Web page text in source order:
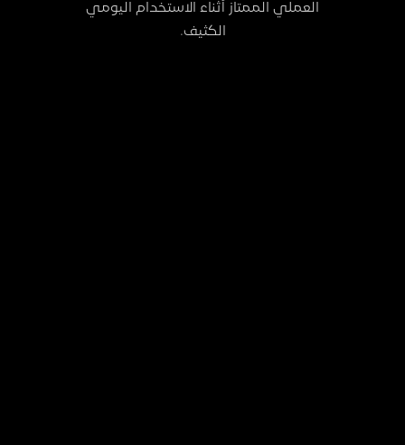
العملي الممتاز أثناء الاستخدام اليومي
الكثيف.